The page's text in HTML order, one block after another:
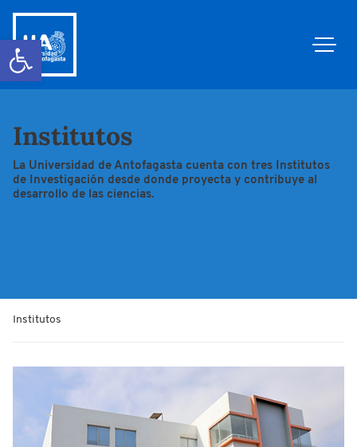
Abrir barra de herramientas
Institutos
La Universidad de Antofagasta cuenta con tres Institutos
de Investigación desde donde proyecta y contribuye al
desarrollo de las ciencias.
Institutos